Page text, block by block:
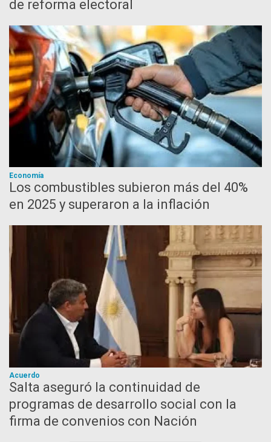
de reforma electoral
Economía
Los combustibles subieron más del 40%
en 2025 y superaron a la inflación
Acuerdo
Salta aseguró la continuidad de
programas de desarrollo social con la
firma de convenios con Nación